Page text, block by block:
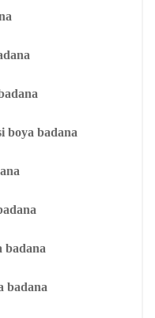
boya badana
badana
badana